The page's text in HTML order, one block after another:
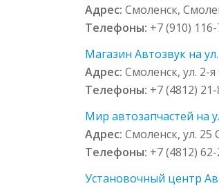
Адрес:Смоленск,
Телефоны: +7 (910)
Магазин Автозвук на
Адрес:Смоленск, ул. 2-
Телефоны: +7 (4812)
Мир автозапчастей на
Адрес:Смоленск, ул. 25
Телефоны: +7 (4812)
Установочный центр